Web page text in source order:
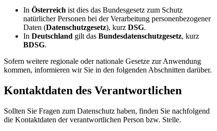
In Österreich ist dies das Bundesgesetz zum Schutz
natürlicher Personen bei der Verarbeitung personenbezogener
Daten (Datenschutzgesetz), kurz DSG.
In Deutschland gilt das Bundesdatenschutzgesetz, kurz
BDSG.
Sofern weitere regionale oder nationale Gesetze zur Anwendung
kommen, informieren wir Sie in den folgenden Abschnitten darüber.
Kontaktdaten des Verantwortlichen
Sollten Sie Fragen zum Datenschutz haben, finden Sie nachfolgend
die Kontaktdaten der verantwortlichen Person bzw. Stelle.